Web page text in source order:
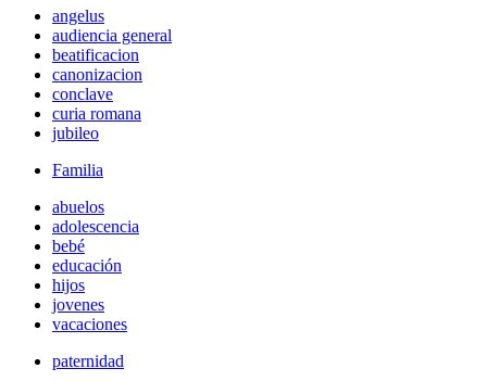
angelus
audiencia general
beatificacion
canonizacion
conclave
curia romana
jubileo
Familia
abuelos
adolescencia
bebé
educación
hijos
jovenes
vacaciones
paternidad